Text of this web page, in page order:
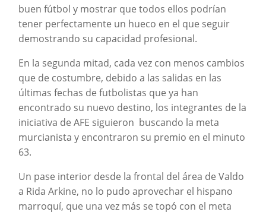
buen fútbol y mostrar que todos ellos podrían
tener perfectamente un hueco en el que seguir
demostrando su capacidad profesional.
En la segunda mitad, cada vez con menos cambios
que de costumbre, debido a las salidas en las
últimas fechas de futbolistas que ya han
encontrado su nuevo destino, los integrantes de la
iniciativa de AFE siguieron buscando la meta
murcianista y encontraron su premio en el minuto
63.
Un pase interior desde la frontal del área de Valdo
a Rida Arkine, no lo pudo aprovechar el hispano
marroquí, que una vez más se topó con el meta